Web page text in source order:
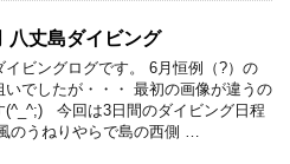
八丈島ダイビング
イビングログです。 6月恒例（?）の
いでしたが・・・ 最初の画像が違うの
(^_^;) 今回は3日間のダイビング日程
のうねりやらで島の西側 …